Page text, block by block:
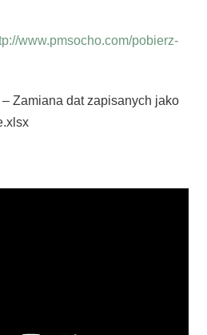
www.pmsocho.com/pobierz-
Zamiana dat zapisanych jako